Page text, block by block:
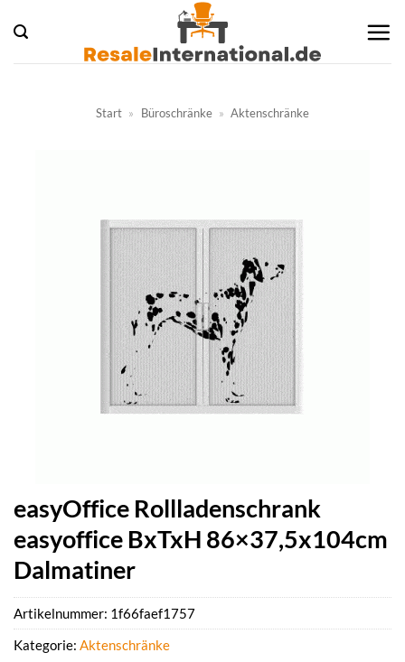
Inhalt
springen
Start » Büroschränke » Aktenschränke
easyOffice Rollladenschrank
easyoffice BxTxH 86×37,5x104cm
Dalmatiner
Artikelnummer: 1f66faef1757
Kategorie: Aktenschränke